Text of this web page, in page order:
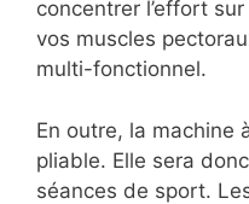
concentrer l’effort
vos muscles
multi-fonctionnel.
En outre, la machine
pliable. Elle sera
séances de sport.